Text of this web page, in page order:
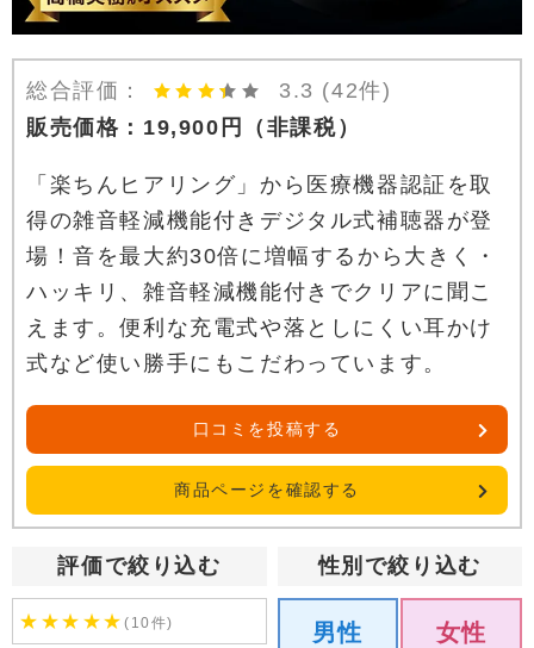
総合評価： 3.3 (42件)
販売価格： 19,900 円 （非課税）
「楽ちんヒアリング」から医療機器認証を取
得の雑音軽減機能付きデジタル式補聴器が登
場！音を最大約30倍に増幅するから大きく・
ハッキリ、雑音軽減機能付きでクリアに聞こ
えます。便利な充電式や落としにくい耳かけ
式など使い勝手にもこだわっています。
口コミを投稿する
商品ページを確認する
評価で絞り込む
★ ★★ ★★(10件)
性別で絞り込む
男性 女性